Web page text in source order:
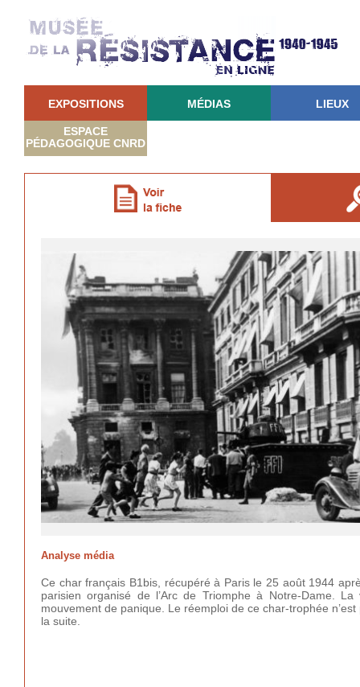
EXPOSITIONS MÉDIAS LIEUX
ESPACE
PÉDAGOGIQUE CNRD
Analyse média
Ce char français B1bis, récupéré à Paris le 25 août 1944
parisien organisé de l’Arc de Triomphe à Notre-Dame.
mouvement de panique. Le réemploi de ce char-trophée
la suite.